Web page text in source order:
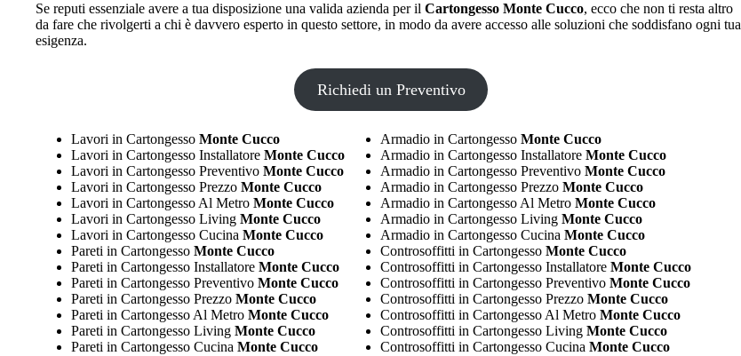
Se reputi essenziale avere a tua disposizione una valida azienda per il Cartongesso Monte Cucco, ecco che non ti resta altro
da fare che rivolgerti a chi è davvero esperto in questo settore, in modo da avere accesso alle soluzioni che soddisfano ogni tua
esigenza.
Richiedi un Preventivo
Lavori in Cartongesso Monte Cucco
Lavori in Cartongesso Installatore Monte Cucco
Lavori in Cartongesso Preventivo Monte Cucco
Lavori in Cartongesso Prezzo Monte Cucco
Lavori in Cartongesso Al Metro Monte Cucco
Lavori in Cartongesso Living Monte Cucco
Lavori in Cartongesso Cucina Monte Cucco
Pareti in Cartongesso Monte Cucco
Pareti in Cartongesso Installatore Monte Cucco
Pareti in Cartongesso Preventivo Monte Cucco
Pareti in Cartongesso Prezzo Monte Cucco
Pareti in Cartongesso Al Metro Monte Cucco
Pareti in Cartongesso Living Monte Cucco
Pareti in Cartongesso Cucina Monte Cucco
Armadio in Cartongesso Monte Cucco
Armadio in Cartongesso Installatore Monte Cucco
Armadio in Cartongesso Preventivo Monte Cucco
Armadio in Cartongesso Prezzo Monte Cucco
Armadio in Cartongesso Al Metro Monte Cucco
Armadio in Cartongesso Living Monte Cucco
Armadio in Cartongesso Cucina Monte Cucco
Controsoffitti in Cartongesso Monte Cucco
Controsoffitti in Cartongesso Installatore Monte Cucco
Controsoffitti in Cartongesso Preventivo Monte Cucco
Controsoffitti in Cartongesso Prezzo Monte Cucco
Controsoffitti in Cartongesso Al Metro Monte Cucco
Controsoffitti in Cartongesso Living Monte Cucco
Controsoffitti in Cartongesso Cucina Monte Cucco